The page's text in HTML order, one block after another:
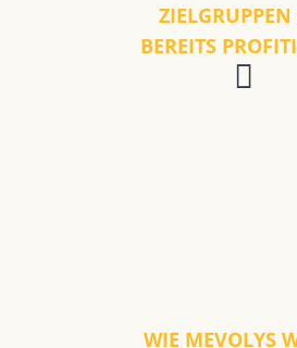
ZIELGRUPPEN
BEREITS
WIE MEVOLYS